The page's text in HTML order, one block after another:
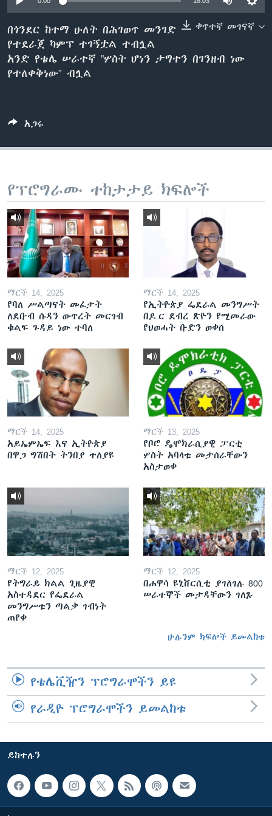
ቋንቋዎች
ቀጥተኛ መገናኛ
በጎንደር ከተማ ሁለት በሕገወጥ መንገድ
የተደራጀ ካምፕ ተገኝቷል ተብሏል
አንድ የቴሌ ሠራተኛ ”ሦስት ሆነን ታግተን በገንዘብ ነው
የተለቀቅነው" ብሏል
አጋሩ
የፕሮግራሙ ተከታታይ ክፍሎች
ማርች 14, 2025
የባለ ሥልጣናት መፈታት
ለደቡብ ሱዳን ውጥረት መርገብ
ቁልፍ ጉዳይ ነው ተባለ
ማርች 14, 2025
የኢትዮጵያ ፌደራል መንግሥት
በዶ.ር ደብረ ጽዮን የሚመራው
የህወሓት ቡድን ወቀሰ
ማርች 14, 2025
አይኤምኤፍ እና ኢትዮጵያ
በዋጋ ግሽበት ትንበያ ተለያዩ
ማርች 13, 2025
የቦሮ ዴሞክራሲያዊ ፓርቲ
ሦስት አባላቱ መታሰራቸውን
አስታወቀ
ማርች 12, 2025
የትግራይ ክልል ጊዜያዊ
አስተዳደር የፌደራል
መንግሥቱን ጣልቃ ገብነት
ጠየቀ
ማርች 12, 2025
በሐዋሳ ዩኒቨርሲቲ ያገለገሉ 800
ሠራተኞች መታዳቸውን ገለጹ
ሁሉንም ክፍሎች ይመልከቱ
የቴሌቪዥን ፕሮግራሞችን ይዩ
የራዲዮ ፕሮግራሞችን ይመልከቱ
ይከተሉን